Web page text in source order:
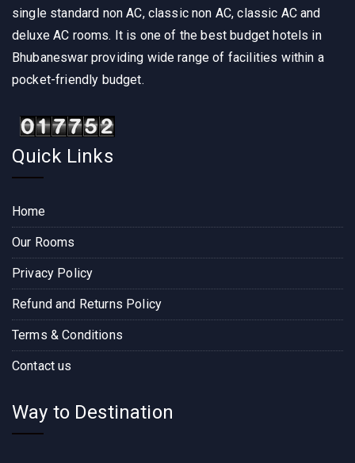
single standard non AC, classic non AC, classic AC and
deluxe AC rooms. It is one of the best budget hotels in
Bhubaneswar providing wide range of facilities within a
pocket-friendly budget.
Quick Links
Home
Our Rooms
Privacy Policy
Refund and Returns Policy
Terms & Conditions
Contact us
Way to Destination